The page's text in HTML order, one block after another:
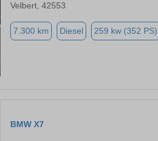
Velbert, 42553
7.300 km Diesel 259 kw (352 PS)
BMW X7